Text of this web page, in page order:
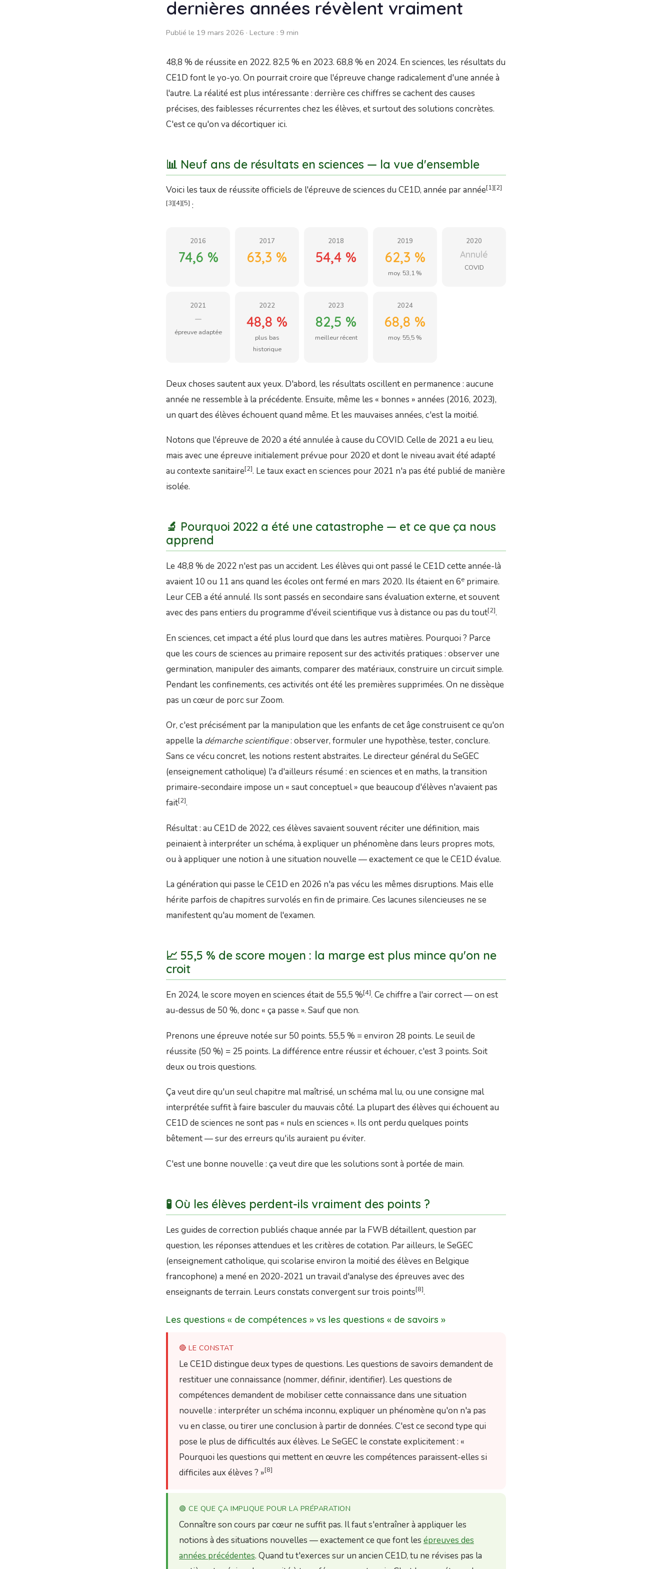
dernières années révèlent vraiment
Publié le 19 mars 2026 · Lecture : 9 min
48,8 % de réussite en 2022. 82,5 % en 2023. 68,8 % en 2024. En sciences, les résultats du
CE1D font le yo-yo. On pourrait croire que l'épreuve change radicalement d'une année à
l'autre. La réalité est plus intéressante : derrière ces chiffres se cachent des causes
précises, des faiblesses récurrentes chez les élèves, et surtout des solutions concrètes.
C'est ce qu'on va décortiquer ici.
📊 Neuf ans de résultats en sciences — la vue d'ensemble
Voici les taux de réussite officiels de l'épreuve de sciences du CE1D, année par année[1][2]
[3][4][5] :
2016
74,6 %
2017
63,3 %
2018
54,4 %
2019
62,3 %
moy. 53,1 %
2020
Annulé
COVID
2021
—
épreuve adaptée
2022
48,8 %
plus bas
historique
2023
82,5 %
meilleur récent
2024
68,8 %
moy. 55,5 %
Deux choses sautent aux yeux. D'abord, les résultats oscillent en permanence : aucune
année ne ressemble à la précédente. Ensuite, même les « bonnes » années (2016, 2023),
un quart des élèves échouent quand même. Et les mauvaises années, c'est la moitié.
Notons que l'épreuve de 2020 a été annulée à cause du COVID. Celle de 2021 a eu lieu,
mais avec une épreuve initialement prévue pour 2020 et dont le niveau avait été adapté
au contexte sanitaire[2]. Le taux exact en sciences pour 2021 n'a pas été publié de manière
isolée.
🔬 Pourquoi 2022 a été une catastrophe — et ce que ça nous
apprend
Le 48,8 % de 2022 n'est pas un accident. Les élèves qui ont passé le CE1D cette année-là
avaient 10 ou 11 ans quand les écoles ont fermé en mars 2020. Ils étaient en 6e primaire.
Leur CEB a été annulé. Ils sont passés en secondaire sans évaluation externe, et souvent
avec des pans entiers du programme d'éveil scientifique vus à distance ou pas du tout[2].
En sciences, cet impact a été plus lourd que dans les autres matières. Pourquoi ? Parce
que les cours de sciences au primaire reposent sur des activités pratiques : observer une
germination, manipuler des aimants, comparer des matériaux, construire un circuit simple.
Pendant les confinements, ces activités ont été les premières supprimées. On ne dissèque
pas un cœur de porc sur Zoom.
Or, c'est précisément par la manipulation que les enfants de cet âge construisent ce qu'on
appelle la démarche scientifique: observer, formuler une hypothèse, tester, conclure.
Sans ce vécu concret, les notions restent abstraites. Le directeur général du SeGEC
(enseignement catholique) l'a d'ailleurs résumé : en sciences et en maths, la transition
primaire-secondaire impose un « saut conceptuel » que beaucoup d'élèves n'avaient pas
fait[2].
Résultat : au CE1D de 2022, ces élèves savaient souvent réciter une définition, mais
peinaient à interpréter un schéma, à expliquer un phénomène dans leurs propres mots,
ou à appliquer une notion à une situation nouvelle — exactement ce que le CE1D évalue.
La génération qui passe le CE1D en 2026 n'a pas vécu les mêmes disruptions. Mais elle
hérite parfois de chapitres survolés en fin de primaire. Ces lacunes silencieuses ne se
manifestent qu'au moment de l'examen.
📈 55,5 % de score moyen : la marge est plus mince qu'on ne
croit
En 2024, le score moyen en sciences était de 55,5 %[4]. Ce chiffre a l'air correct — on est
au-dessus de 50 %, donc « ça passe ». Sauf que non.
Prenons une épreuve notée sur 50 points. 55,5 % = environ 28 points. Le seuil de
réussite (50 %) = 25 points. La différence entre réussir et échouer, c'est 3 points. Soit
deux ou trois questions.
Ça veut dire qu'un seul chapitre mal maîtrisé, un schéma mal lu, ou une consigne mal
interprétée suffit à faire basculer du mauvais côté. La plupart des élèves qui échouent au
CE1D de sciences ne sont pas « nuls en sciences ». Ils ont perdu quelques points
bêtement — sur des erreurs qu'ils auraient pu éviter.
C'est une bonne nouvelle : ça veut dire que les solutions sont à portée de main.
🧪 Où les élèves perdent-ils vraiment des points ?
Les guides de correction publiés chaque année par la FWB détaillent, question par
question, les réponses attendues et les critères de cotation. Par ailleurs, le SeGEC
(enseignement catholique, qui scolarise environ la moitié des élèves en Belgique
francophone) a mené en 2020-2021 un travail d'analyse des épreuves avec des
enseignants de terrain. Leurs constats convergent sur trois points[8].
Les questions « de compétences » vs les questions « de savoirs »
🔴 LE CONSTAT
Le CE1D distingue deux types de questions. Les questions de savoirs demandent de
restituer une connaissance (nommer, définir, identifier). Les questions de
compétences demandent de mobiliser cette connaissance dans une situation
nouvelle : interpréter un schéma inconnu, expliquer un phénomène qu'on n'a pas
vu en classe, ou tirer une conclusion à partir de données. C'est ce second type qui
pose le plus de difficultés aux élèves. Le SeGEC le constate explicitement : «
Pourquoi les questions qui mettent en œuvre les compétences paraissent-elles si
difficiles aux élèves ? »[8]
🟢 CE QUE ÇA IMPLIQUE POUR LA PRÉPARATION
Connaître son cours par cœur ne suffit pas. Il faut s'entraîner à appliquer les
notions à des situations nouvelles — exactement ce que font les épreuves des
années précédentes. Quand tu t'exerces sur un ancien CE1D, tu ne révises pas la